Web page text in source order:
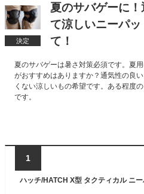
決定
夏のサバゲーに
て涼しいニーパッ
て！
夏のサバゲーは暑さ対策必須です。夏
がおすすめはありますか？通気性の良
くない涼しいもの希望です。ある程度
です。
1